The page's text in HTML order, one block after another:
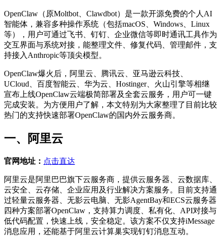
OpenClaw（原Moltbot、Clawdbot）是一款开源免费的个人AI
智能体，兼容多种操作系统（包括macOS、Windows、Linux
等），用户可通过飞书、钉钉、企业微信等即时通讯工具作为
交互界面与系统对接，能整理文件、修复代码、管理邮件，支
持接入Anthropic等顶尖模型。
OpenClaw爆火后，阿里云、腾讯云、亚马逊云科技、
UCloud、百度智能云、华为云、Hostinger、火山引擎等相继
宣布上线OpenClaw云端极简部署及全套云服务，用户可一键
完成安装。为方便用户了解，本文特别为大家整理了目前比较
热门的支持快速部署OpenClaw的国内外云服务商。
一、阿里云
官网地址： 点击直达
阿里云是阿里巴巴旗下云服务商，提供云服务器、云数据库、
云安全、云存储、企业应用及行业解决方案服务。目前支持通
过轻量云服务器、无影云电脑、无影AgentBay和ECS云服务器
四种方案部署OpenClaw，支持算力调度、私有化、API对接与
低代码配置，快速上线，安全稳定。该方案不仅支持iMessage
消息应用，还能基于阿里云计算巢实现钉钉消息互动。